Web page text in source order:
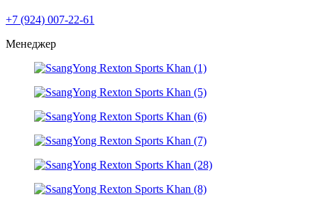
+7 (924) 007-22-61
Менеджер